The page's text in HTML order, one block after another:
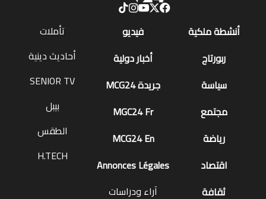
أنشطة ملكية
ربورتاج
سياسة
مجتمع
رياضة
اقتصاد
ثقافة
فيديو
أخبار دولية
جريدة MCG24
MGC24 Fr
MCG24 En
Annonces Légales
آراء ودراسات
تأملات
أحاديث دينية
SENIOR TV
بيبل
الطقس
H.TECH